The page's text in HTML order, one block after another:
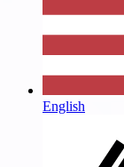
English